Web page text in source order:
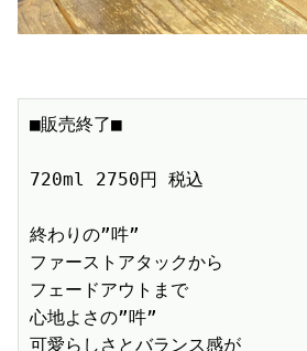
■販売終了■
720ml 2750円 税込
終わりの”吽”
ファーストアタックから
フェードアウトまで
心地よさの”吽”
可愛らしさとバランス感が